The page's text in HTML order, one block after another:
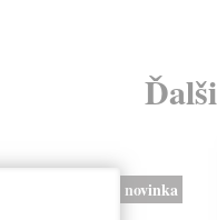
novinka